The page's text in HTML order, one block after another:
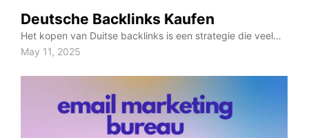
Deutsche Backlinks Kaufen
Het kopen van Duitse backlinks is een strategie die veel…
May 11, 2025